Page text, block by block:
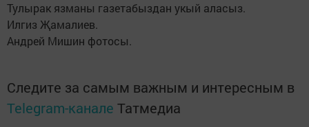
Тулырак язманы газетабыздан укый аласыз.
Илгиз Җамалиев.
Андрей Мишин фотосы.
Следите за самым важным и интересным в
Telegram-канале Татмедиа